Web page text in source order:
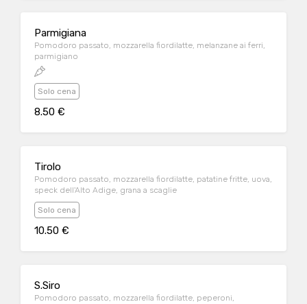
Parmigiana
Pomodoro passato, mozzarella fiordilatte, melanzane ai ferri,
parmigiano
Solo cena
8.50 €
Tirolo
Pomodoro passato, mozzarella fiordilatte, patatine fritte, uova,
speck dell'Alto Adige, grana a scaglie
Solo cena
10.50 €
S.Siro
Pomodoro passato, mozzarella fiordilatte, peperoni,